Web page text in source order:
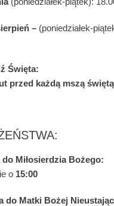
– (poniedziałek-
Święta:
przed każdą mszą świętą
Miłosierdzia Bożego:
o 15:00
do Matki Bożej